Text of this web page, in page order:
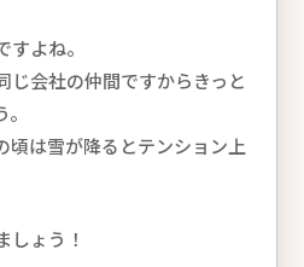
よね。
じ会社の仲間ですからきっと
頃は雪が降るとテンション上
しょう！